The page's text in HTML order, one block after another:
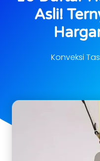
Asli!
Konveksi Tas